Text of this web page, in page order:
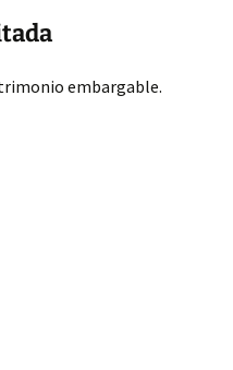
embargable.